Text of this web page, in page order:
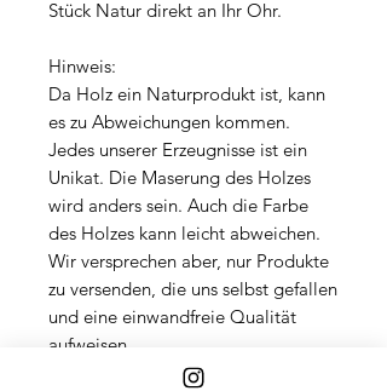
Stück Natur direkt an Ihr Ohr.
Hinweis:
Da Holz ein Naturprodukt ist, kann
es zu Abweichungen kommen.
Jedes unserer Erzeugnisse ist ein
Unikat. Die Maserung des Holzes
wird anders sein. Auch die Farbe
des Holzes kann leicht abweichen.
Wir versprechen aber, nur Produkte
zu versenden, die uns selbst gefallen
und eine einwandfreie Qualität
aufweisen.